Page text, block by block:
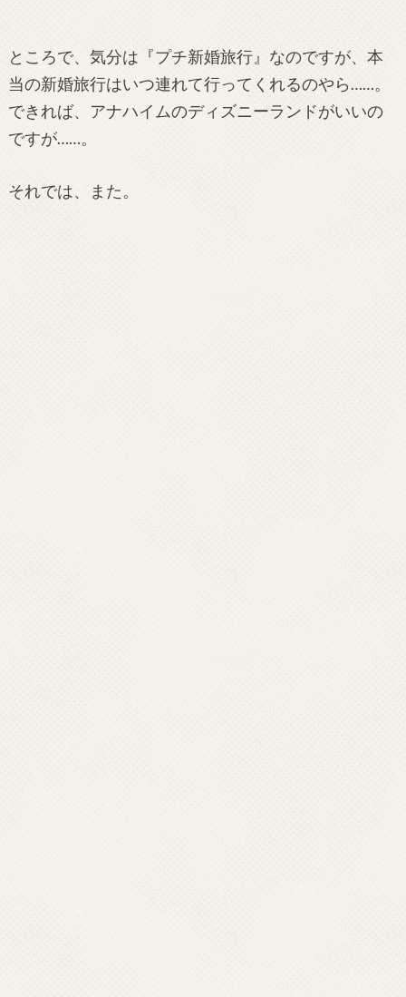
ところで、気分は『プチ新婚旅行』なのですが、本
当の新婚旅行はいつ連れて行ってくれるのやら……。
できれば、アナハイムのディズニーランドがいいの
ですが……。
それでは、また。